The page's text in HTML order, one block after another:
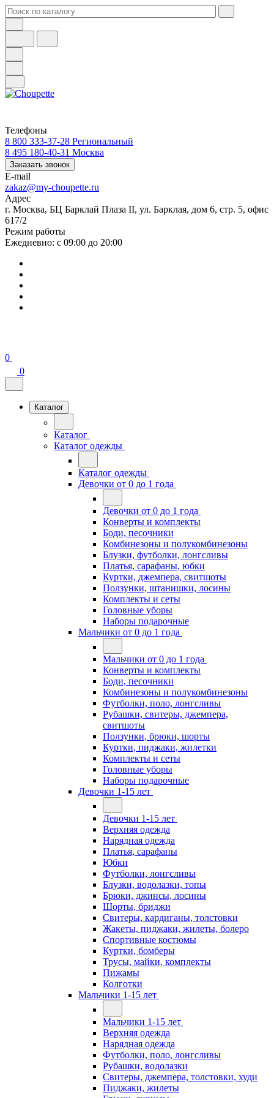
Телефоны
8 800 333-37-28 Региональный
8 495 180-40-31 Москва
Заказать звонок
E-mail
zakaz@my-choupette.ru
Адрес
г. Москва, БЦ Барклай Плаза II, ул. Барклая, дом 6, стр. 5, офис
617/2
Режим работы
Ежедневно: с 09:00 до 20:00
0
0
Каталог
Каталог
Каталог одежды
Каталог одежды
Девочки от 0 до 1 года
Девочки от 0 до 1 года
Конверты и комплекты
Боди, песочники
Комбинезоны и полукомбинезоны
Блузки, футболки, лонгсливы
Платья, сарафаны, юбки
Куртки, джемпера, свитшоты
Ползунки, штанишки, лосины
Комплекты и сеты
Головные уборы
Наборы подарочные
Мальчики от 0 до 1 года
Мальчики от 0 до 1 года
Конверты и комплекты
Боди, песочники
Комбинезоны и полукомбинезоны
Футболки, поло, лонгсливы
Рубашки, свитеры, джемпера,
свитшоты
Ползунки, брюки, шорты
Куртки, пиджаки, жилетки
Комплекты и сеты
Головные уборы
Наборы подарочные
Девочки 1-15 лет
Девочки 1-15 лет
Верхняя одежда
Нарядная одежда
Платья, сарафаны
Юбки
Футболки, лонгсливы
Блузки, водолазки, топы
Брюки, джинсы, лосины
Шорты, бриджи
Свитеры, кардиганы, толстовки
Жакеты, пиджаки, жилеты, болеро
Спортивные костюмы
Куртки, бомберы
Трусы, майки, комплекты
Пижамы
Колготки
Мальчики 1-15 лет
Мальчики 1-15 лет
Верхняя одежда
Нарядная одежда
Футболки, поло, лонгсливы
Рубашки, водолазки
Свитеры, джемпера, толстовки, худи
Пиджаки, жилеты